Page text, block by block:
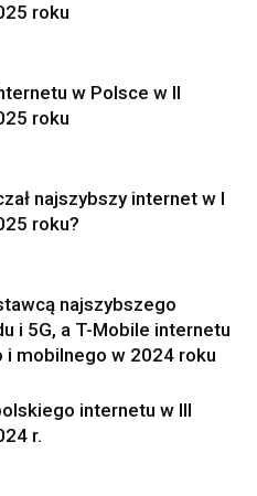
roku
w Polsce w II
roku
najszybszy internet w I
roku?
najszybszego
i 5G, a T-Mobile internetu
i mobilnego w 2024 roku
internetu w III
r.